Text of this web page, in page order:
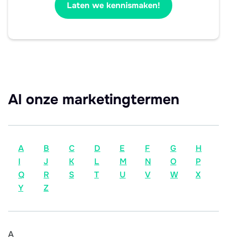
Laten we kennismaken!
Al onze marketingtermen
A B C D E F G
H
I
J K L M N O
P
Q
R S T U V W
X
Y
Z
A